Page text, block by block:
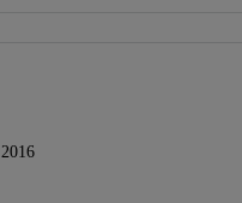
2016